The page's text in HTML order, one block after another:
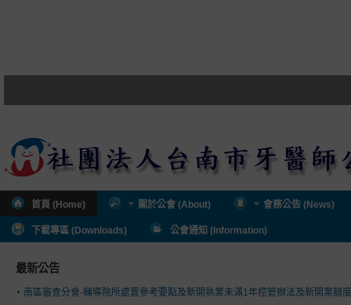
首頁 (Home) 關於公會 (About) 會務公告 (News)
下載專區 (Downloads) 公會通知 (Information)
最新公告
南區審查分會-輔導院所處置參考要點及新開執業未滿1年控管辦法及新開業額